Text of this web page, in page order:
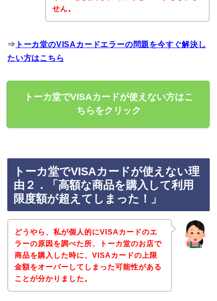
せん。
⇒ トーカ堂のVISAカードエラーの問題を今すぐ解決し
たい方はこちら
トーカ堂でVISAカードが使えない方はこ
ちらをクリック
トーカ堂でVISAカードが使えない理
由２．「高額な商品を購入して利用
限度額が超えてしまった！」
どうやら、私が個人的にVISAカードのエ
ラーの原因を調べた所、トーカ堂のお店で
商品を購入した時に、VISAカードの上限
金額をオーバーしてしまった可能性がある
ことが分かりました。